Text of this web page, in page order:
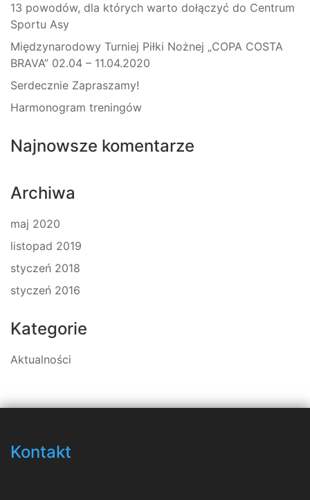
13 powodów, dla których warto dołączyć do Centrum
Sportu Asy
Międzynarodowy Turniej Piłki Nożnej „COPA COSTA
BRAVA” 02.04 – 11.04.2020
Serdecznie Zapraszamy!
Harmonogram treningów
Najnowsze komentarze
Archiwa
maj 2020
listopad 2019
styczeń 2018
styczeń 2016
Kategorie
Aktualności
Kontakt